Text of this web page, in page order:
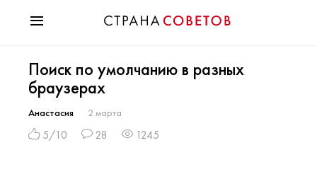
Мода
Звезды
Гороскопы
Здоровье
Поиск по умолчанию в разных
браузерах
Анастасия 2 марта
5/10 28 1245